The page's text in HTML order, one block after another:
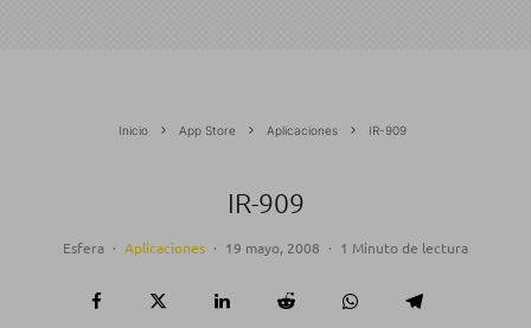
Inicio App Store Aplicaciones IR-909
IR-909
Esfera · Aplicaciones · 19 mayo, 2008 · 1 Minuto de lectura